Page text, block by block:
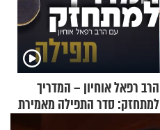
הרב רפאל אוחיון – המדריך
למתחזק: סדר התפילה מאמירת